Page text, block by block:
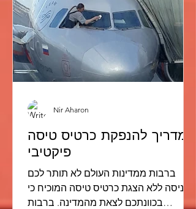
המדריך להנפקת כרטיס טיסה
פיקטיבי
ברבות ממדינות העולם לא תותר לכם
כניסה ללא הצגת כרטיס טיסה המוכיח כי
בכוונתכם לצאת מהמדינה. ברבות
Nir Aharon